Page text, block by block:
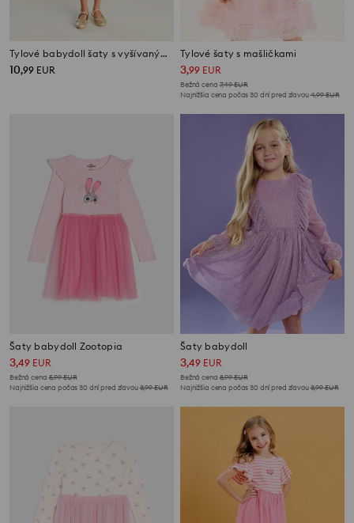
Tylové babydoll šaty s vyšívaným vzorom
10,99 EUR
Tylové šaty s mašličkami
3,99 EUR
Bežná cena 7,49EUR
Najnižšia cena počas 30 dní pred zľavou4,99EUR
Šaty babydoll Zootopia
3,49 EUR
Bežná cena 5,99EUR
Najnižšia cena počas 30 dní pred zľavou3,99EUR
Šaty babydoll
3,49 EUR
Bežná cena 8,99EUR
Najnižšia cena počas 30 dní pred zľavou3,99EUR